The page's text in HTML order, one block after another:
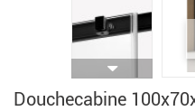
Douchecabine